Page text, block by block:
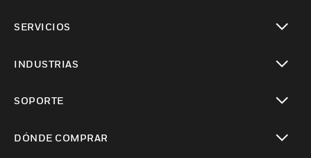
SERVICIOS
INDUSTRIAS
SOPORTE
DÓNDE COMPRAR